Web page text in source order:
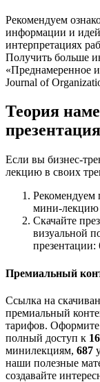
Рекомендуем
информации и
интерпретациях
Получить больше
«Преднамеренное
Journal of
Теория
Если вы бизнес-
лекцию в своих
Рекомендуем
мини-лекцию
Скачайте
визуальной
презентации:
Премиальный
Ссылка на
премиальный
тарифов.
полный доступ к 16
минилекциям, 687
наши полезные
создавайте